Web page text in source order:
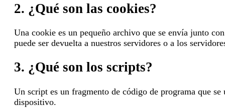
2. ¿Qué son las cookies?
Una cookie es un pequeño archivo que se envía junto
puede ser devuelta a nuestros servidores o a los
3. ¿Qué son los scripts?
Un script es un fragmento de código de programa que
dispositivo.